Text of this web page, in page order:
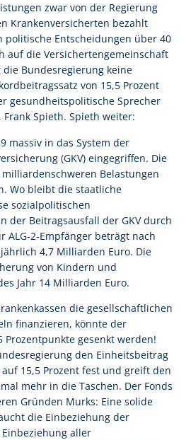
zwar von der Regierung
Krankenversicherten bezahlt
politische Entscheidungen über 40
auf die Versichertengemeinschaft
Bundesregierung keine
von 15,5 Prozent
gesundheitspolitische Sprecher
Frank Spieth. Spieth weiter:
massiv in das System der
(GKV) eingegriffen. Die
Belastungen
Wo bleibt die staatliche
sozialpolitischen
der Beitragsausfall der GKV durch
ALG-2-Empfänger beträgt nach
4,7 Milliarden Euro. Die
von Kindern und
Jahr 14 Milliarden Euro.
die gesellschaftlichen
finanzieren, könnte der
Prozentpunkte gesenkt werden!
den Einheitsbeitrag
15,5 Prozent fest und greift den
mehr in die Taschen. Der Fonds
Gründen Murks: Eine solide
die Einbeziehung der
aller